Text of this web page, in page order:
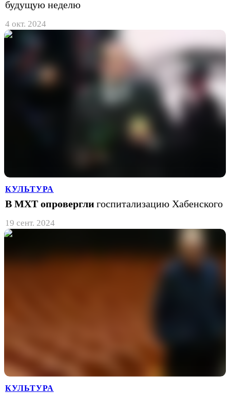
будущую неделю
4 окт. 2024
КУЛЬТУРА
В МХТ опровергли госпитализацию Хабенского
19 сент. 2024
КУЛЬТУРА